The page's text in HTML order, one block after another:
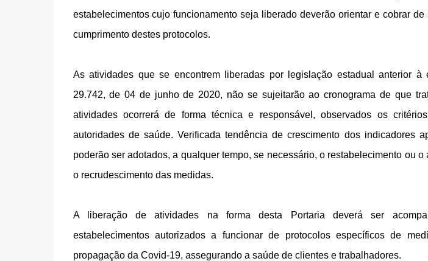
estabelecimentos cujo funcionamento seja liberado deverão orientar e cobrar
cumprimento destes protocolos.
As atividades que se encontrem liberadas por legislação estadual anterior à
29.742, de 04 de junho de 2020, não se sujeitarão ao cronograma de que
atividades ocorrerá de forma técnica e responsável, observados os
autoridades de saúde. Verificada tendência de crescimento dos indicadores
poderão ser adotados, a qualquer tempo, se necessário, o restabelecimento ou
o recrudescimento das medidas.
A liberação de atividades na forma desta Portaria deverá ser
estabelecimentos autorizados a funcionar de protocolos específicos de
propagação da Covid-19, assegurando a saúde de clientes e trabalhadores.